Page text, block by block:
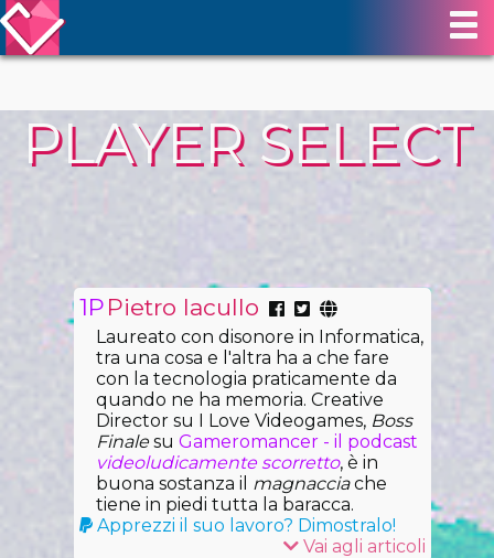
PLAYER SELECT
Pietro Iacullo
Laureato con disonore in Informatica,
tra una cosa e l'altra ha a che fare
con la tecnologia praticamente da
quando ne ha memoria. Creative
Director su I Love Videogames, Boss
FinalesuGameromancer - il podcast
videoludicamente scorretto, è in
buona sostanza il magnacciache
tiene in piedi tutta la baracca.
Apprezzi il suo lavoro? Dimostralo!
Vai agli articoli